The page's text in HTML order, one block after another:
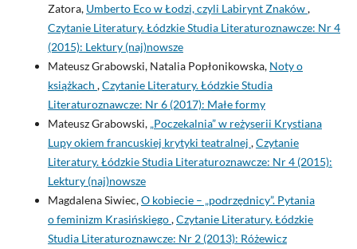
Zatora, Umberto Eco w Łodzi, czyli Labirynt Znaków,
Czytanie Literatury. Łódzkie Studia Literaturoznawcze: Nr 4
(2015): Lektury (naj)nowsze
Mateusz Grabowski, Natalia Popłonikowska, Noty o
książkach ,Czytanie Literatury. Łódzkie Studia
Literaturoznawcze: Nr 6 (2017): Małe formy
Mateusz Grabowski, „Poczekalnia” w reżyserii Krystiana
Lupy okiem francuskiej krytyki teatralnej ,Czytanie
Literatury. Łódzkie Studia Literaturoznawcze: Nr 4 (2015):
Lektury (naj)nowsze
Magdalena Siwiec,O kobiecie – „podrzędnicy”. Pytania
o feminizm Krasińskiego,Czytanie Literatury. Łódzkie
Studia Literaturoznawcze: Nr 2 (2013): Różewicz